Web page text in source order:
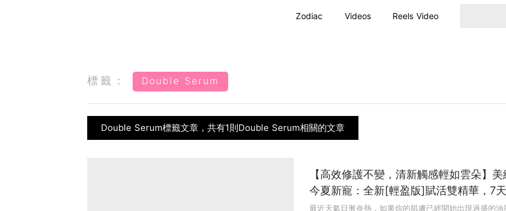
Zodiac Videos Reels Video
標籤： Double Serum
Double Serum標籤文章，共有1則Double Serum相關的文章
【高效修護不變，清新觸感輕如雲朵】美
今夏新寵：全新[輕盈版]賦活雙精華，7天
煥發年輕肌膚！比經典版輕-50%
最近天氣日漸炎熱，如果你的肌膚已經開始出現過盛的油